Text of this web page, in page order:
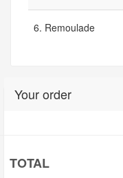
6. Remoulade
Your order
TOTAL